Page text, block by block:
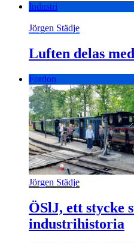
Industri
Jörgen Städje
Luften delas
Fordon
Jörgen Städje
ÖSlJ, ett stycke
industrihistoria